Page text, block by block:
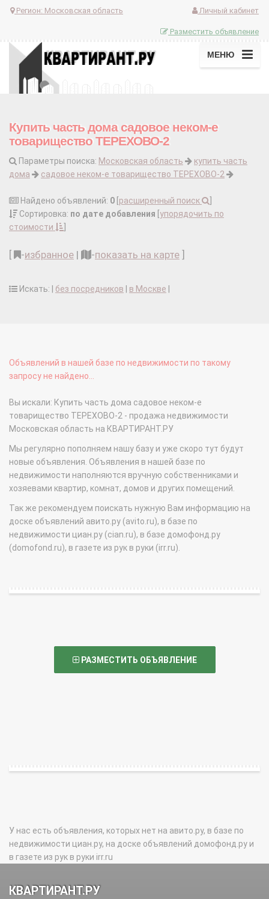
Регион: Московская область Личный кабинет
Разместить объявление
МЕНЮ
Купить часть дома садовое неком-е
товарищество ТЕРЕХОВО-2
Параметры поиска: Московская область
купить часть
дома
садовое неком-е товарищество ТЕРЕХОВО-2
Найдено объявлений: 0 расширенный поиск
Сортировка: по дате добавления упорядочить по
стоимости
-избранное | -показать на карте
Искать: | без посредников в Москве
Объявлений в нашей базе по недвижимости по такому
запросу не найдено...
Вы искали: Купить часть дома садовое неком-е
товарищество ТЕРЕХОВО-2 - продажа недвижимости
Московская область на КВАРТИРАНТ.РУ
Мы регулярно пополняем нашу базу и уже скоро тут будут
новые объявления. Объявления в нашей базе по
недвижимости наполняются вручную собственниками и
хозяевами квартир, комнат, домов и других помещений.
Так же рекомендуем поискать нужную Вам информацию на
доске объявлений авито.ру (avito.ru), в базе по
недвижимости циан.ру (cian.ru), в базе домофонд.ру
(domofond.ru), в газете из рук в руки (irr.ru).
РАЗМЕСТИТЬ ОБЪЯВЛЕНИЕ
У нас есть объявления, которых нет на авито.ру, в базе по
недвижимости циан.ру, на доске объявлений домофонд.ру и
в газете из рук в руки irr.ru
КВАРТИРАНТ.РУ